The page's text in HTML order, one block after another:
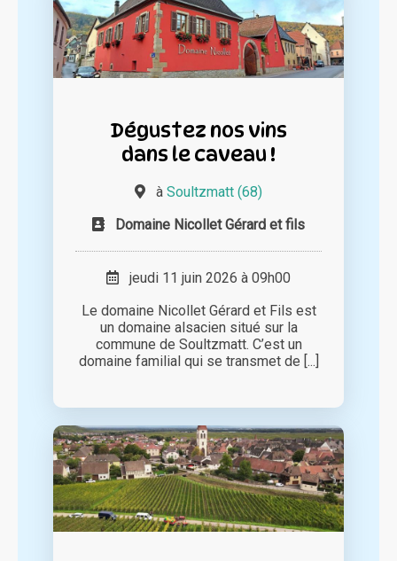
Dégustez nos vins
dans le caveau !
à Soultzmatt (68)
Domaine Nicollet Gérard et fils
jeudi 11 juin 2026 à 09h00
Le domaine Nicollet Gérard et Fils est
un domaine alsacien situé sur la
commune de Soultzmatt. C’est un
domaine familial qui se transmet de [...]